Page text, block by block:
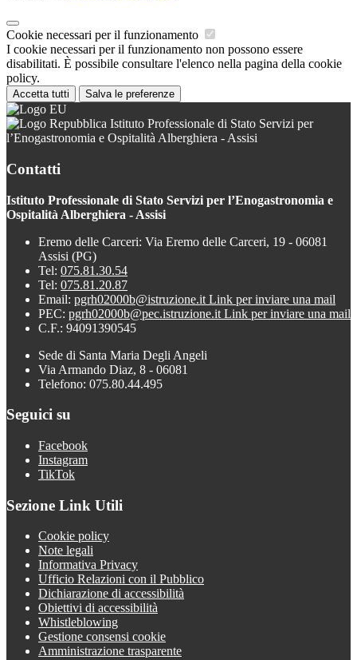
Cookie necessari per il funzionamento
I cookie necessari per il funzionamento non possono essere
disabilitati. È possibile consultare l'elenco nella pagina della cookie
policy.
Accetta tutti Salva le preferenze
Istituto Professionale di Stato Servizi per
l’Enogastronomia e Ospitalità Alberghiera - Assisi
Contatti
Istituto Professionale di Stato Servizi per l’Enogastronomia e
Ospitalità Alberghiera - Assisi
Eremo delle Carceri: Via Eremo delle Carceri, 19 - 06081
Assisi (PG)
Tel: 075.81.30.54
Tel: 075.81.20.87
Email: pgrh02000b@istruzione.it Link per inviare una mail
PEC: pgrh02000b@pec.istruzione.it Link per inviare una mail
C.F.: 94091390545
Sede di Santa Maria Degli Angeli
Via Armando Diaz, 8 - 06081
Telefono: 075.80.44.495
Seguici su
Facebook
Instagram
TikTok
Sezione Link Utili
Cookie policy
Note legali
Informativa Privacy
Ufficio Relazioni con il Pubblico
Dichiarazione di accessibilità
Obiettivi di accessibilità
Whistleblowing
Gestione consensi cookie
Amministrazione trasparente